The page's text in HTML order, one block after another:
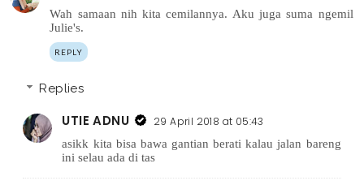
Wah samaan nih kita cemilannya. Aku juga suma ngemil
Julie's.
REPLY
Replies
UTIE ADNU 29 April 2018 at 05:43
asikk kita bisa bawa gantian berati kalau jalan bareng
ini selau ada di tas